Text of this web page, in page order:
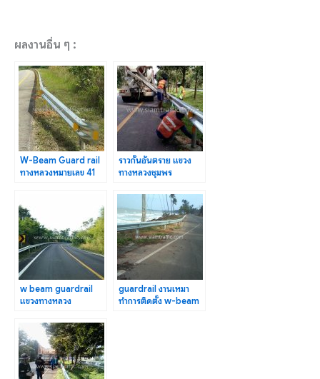
ผลงานอื่น ๆ :
W-Beam Guard rail
ทางหลวงหมายเลข 41
ราวกั้นอันตราย แขวง
ทางหลวงชุมพร
ตอน เขาบ่อ–ท่าทอง
w beam guardrail
แขวงทางหลวง
หมายเลข 3206
guardrail งานเหมา
ทำการติดตั้ง w-beam